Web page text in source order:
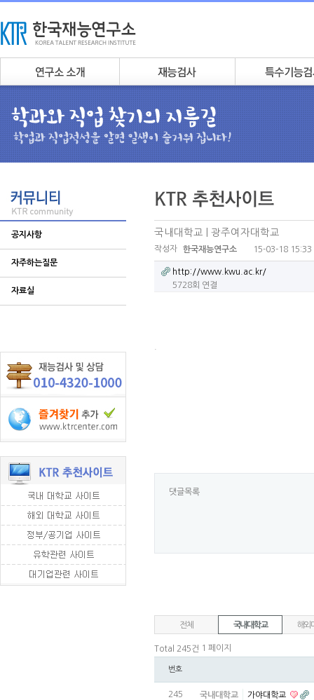
공지사항
자주하는질문
자료실
국내대학교 | 광주여자대학교
작성자 한국재능연구소 15-03-18 15:33
http://www.kwu.ac.kr/
5728회 연결
댓글목록
전체 국내대학교 해외
Total 245건 1 페이지
번호
245 국내대학교 가야대학교